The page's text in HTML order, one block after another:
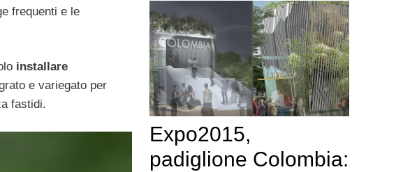
frequenti e le
installare
e variegato per
fastidi.
Expo2015,
padiglione Colombia: